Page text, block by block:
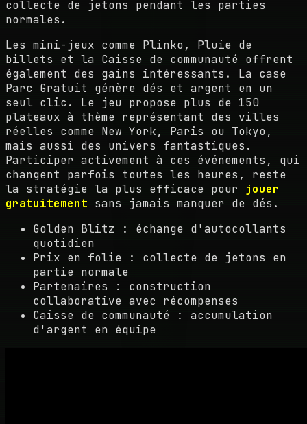
collecte de jetons pendant les parties
normales.
Les mini-jeux comme Plinko, Pluie de
billets et la Caisse de communauté offrent
également des gains intéressants. La case
Parc Gratuit génère dés et argent en un
seul clic. Le jeu propose plus de 150
plateaux à thème représentant des villes
réelles comme New York, Paris ou Tokyo,
mais aussi des univers fantastiques.
Participer activement à ces événements, qui
changent parfois toutes les heures, reste
la stratégie la plus efficace pour jouer
gratuitement sans jamais manquer de dés.
Golden Blitz : échange d'autocollants
quotidien
Prix en folie : collecte de jetons en
partie normale
Partenaires : construction
collaborative avec récompenses
Caisse de communauté : accumulation
d'argent en équipe